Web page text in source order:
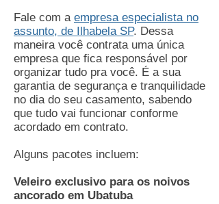
Fale com a empresa especialista no
assunto, de Ilhabela SP. Dessa
maneira você contrata uma única
empresa que fica responsável por
organizar tudo pra você. É a sua
garantia de segurança e tranquilidade
no dia do seu casamento, sabendo
que tudo vai funcionar conforme
acordado em contrato.
Alguns pacotes incluem:
Veleiro exclusivo para os noivos
ancorado em Ubatuba